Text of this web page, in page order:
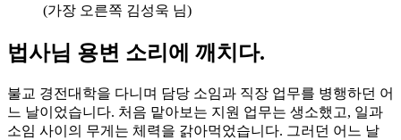
(가장 오른쪽 김성욱 님)
법사님 용변 소리에 깨치다.
불교 경전대학을 다니며 담당 소임과 직장 업무를 병행하던 어
느 날이었습니다. 처음 맡아보는 지원 업무는 생소했고, 일과
소임 사이의 무게는 체력을 갉아먹었습니다. 그러던 어느 날